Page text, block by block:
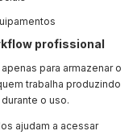
profissional
para armazenar o
trabalha produzindo
o uso.
ajudam a acessar